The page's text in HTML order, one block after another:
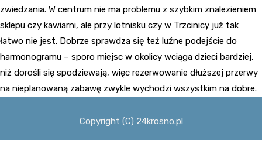
zwiedzania. W centrum nie ma problemu z szybkim znalezieniem
sklepu czy kawiarni, ale przy lotnisku czy w Trzcinicy już tak
łatwo nie jest. Dobrze sprawdza się też luźne podejście do
harmonogramu – sporo miejsc w okolicy wciąga dzieci bardziej,
niż dorośli się spodziewają, więc rezerwowanie dłuższej przerwy
na nieplanowaną zabawę zwykle wychodzi wszystkim na dobre.
Copyright (C) 24krosno.pl